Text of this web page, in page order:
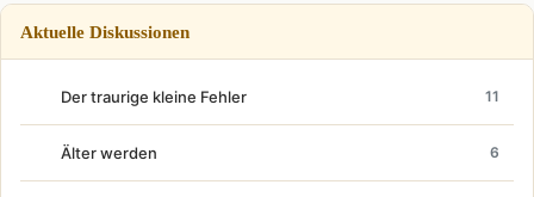
Aktuelle Diskussionen
Der traurige kleine Fehler 11
Älter werden 6